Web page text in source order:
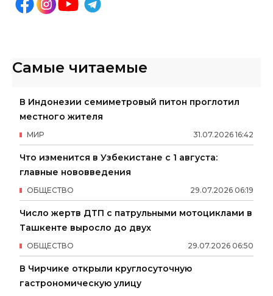
Самые читаемые
В Индонезии семиметровый питон проглотил
местного жителя
31.07.2026 16:42
МИР
Что изменится в Узбекистане с 1 августа:
главные нововведения
29.07.2026 06:19
ОБЩЕСТВО
Число жертв ДТП с патрульными мотоциклами в
Ташкенте выросло до двух
29.07.2026 06:50
ОБЩЕСТВО
В Чирчике открыли круглосуточную
гастрономическую улицу